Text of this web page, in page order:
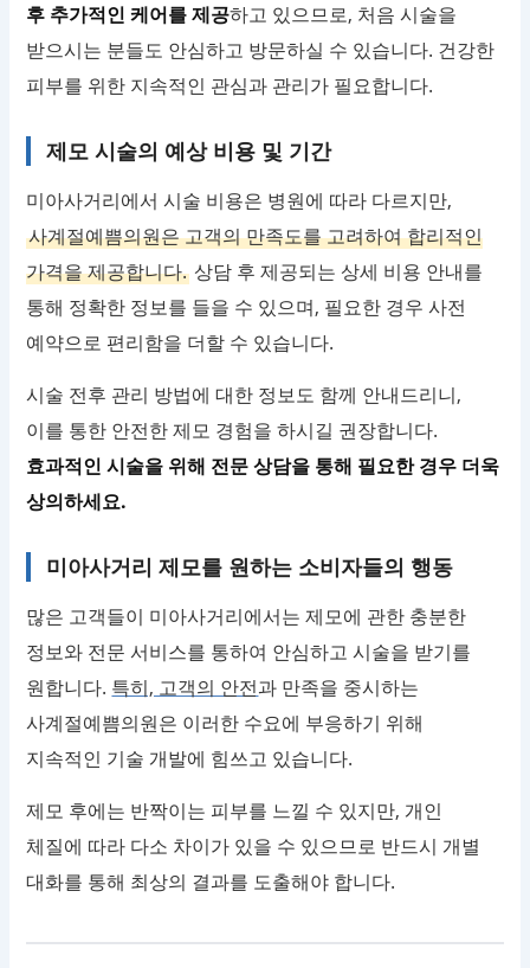
후 추가적인 케어를 제공하고 있으므로, 처음 시술을
받으시는 분들도 안심하고 방문하실 수 있습니다. 건강한
피부를 위한 지속적인 관심과 관리가 필요합니다.
제모 시술의 예상 비용 및 기간
미아사거리에서 시술 비용은 병원에 따라 다르지만,
사계절예쁨의원은 고객의 만족도를 고려하여 합리적인
가격을 제공합니다. 상담 후 제공되는 상세 비용 안내를
통해 정확한 정보를 들을 수 있으며, 필요한 경우 사전
예약으로 편리함을 더할 수 있습니다.
시술 전후 관리 방법에 대한 정보도 함께 안내드리니,
이를 통한 안전한 제모 경험을 하시길 권장합니다.
효과적인 시술을 위해 전문 상담을 통해 필요한 경우 더욱
상의하세요.
미아사거리 제모를 원하는 소비자들의 행동
많은 고객들이 미아사거리에서는 제모에 관한 충분한
정보와 전문 서비스를 통하여 안심하고 시술을 받기를
원합니다. 특히, 고객의 안전과 만족을 중시하는
사계절예쁨의원은 이러한 수요에 부응하기 위해
지속적인 기술 개발에 힘쓰고 있습니다.
제모 후에는 반짝이는 피부를 느낄 수 있지만, 개인
체질에 따라 다소 차이가 있을 수 있으므로 반드시 개별
대화를 통해 최상의 결과를 도출해야 합니다.